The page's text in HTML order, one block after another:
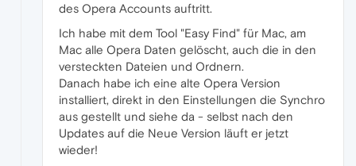
des Opera Accounts auftritt.
Ich habe mit dem Tool "Easy Find" für Mac, am
Mac alle Opera Daten gelöscht, auch die in den
versteckten Dateien und Ordnern.
Danach habe ich eine alte Opera Version
installiert, direkt in den Einstellungen die Synchro
aus gestellt und siehe da - selbst nach den
Updates auf die Neue Version läuft er jetzt
wieder!